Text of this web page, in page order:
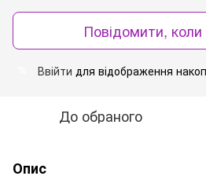
Повідомити, коли
Ввійти для відображення
До обраного
Опис